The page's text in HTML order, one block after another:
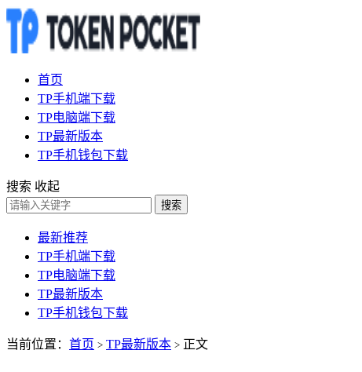
首页
TP手机端下载
TP电脑端下载
TP最新版本
TP手机钱包下载
搜索 收起
搜索
最新推荐
TP手机端下载
TP电脑端下载
TP最新版本
TP手机钱包下载
当前位置： 首页 > TP最新版本 > 正文